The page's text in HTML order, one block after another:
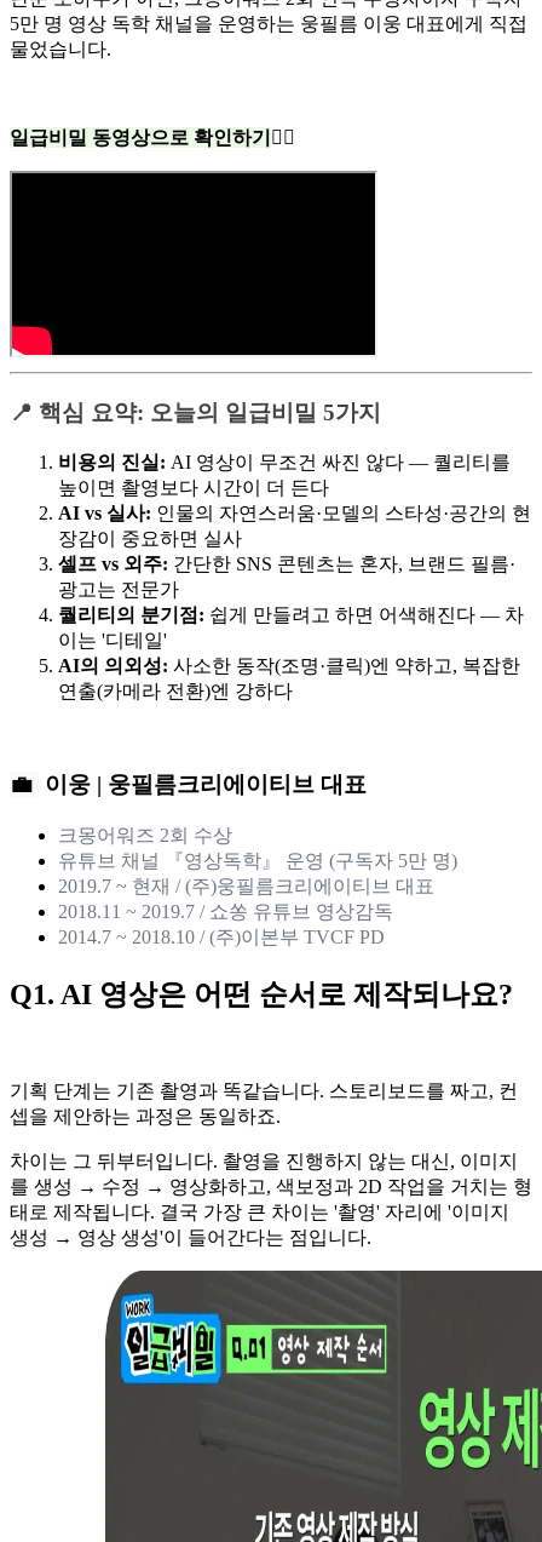
5만 명 영상 독학 채널을 운영하는 웅필름 이웅 대표에게 직접
물었습니다.
일급비밀 동영상으로 확인하기 👇🏻
📍 핵심 요약: 오늘의 일급비밀 5가지
비용의 진실: AI 영상이 무조건 싸진 않다 — 퀄리티를
높이면 촬영보다 시간이 더 든다
AI vs 실사: 인물의 자연스러움·모델의 스타성·공간의 현
장감이 중요하면 실사
셀프 vs 외주: 간단한 SNS 콘텐츠는 혼자, 브랜드 필름·
광고는 전문가
퀄리티의 분기점: 쉽게 만들려고 하면 어색해진다 — 차
이는 '디테일'
AI의 의외성: 사소한 동작(조명·클릭)엔 약하고, 복잡한
연출(카메라 전환)엔 강하다
💼 이웅 | 웅필름크리에이티브 대표
크몽어워즈 2회 수상
유튜브 채널 『영상독학』 운영 (구독자 5만 명)
2019.7 ~ 현재 / (주)웅필름크리에이티브 대표
2018.11 ~ 2019.7 / 쇼쏭 유튜브 영상감독
2014.7 ~ 2018.10 / (주)이본부 TVCF PD
Q1. AI 영상은 어떤 순서로 제작되나요?
기획 단계는 기존 촬영과 똑같습니다. 스토리보드를 짜고, 컨
셉을 제안하는 과정은 동일하죠.
차이는 그 뒤부터입니다. 촬영을 진행하지 않는 대신, 이미지
를 생성 → 수정 → 영상화하고, 색보정과 2D 작업을 거치는 형
태로 제작됩니다. 결국 가장 큰 차이는 '촬영' 자리에 '이미지
생성 → 영상 생성'이 들어간다는 점입니다.